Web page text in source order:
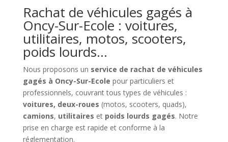
Rachat de véhicules gagés à
Oncy-Sur-Ecole : voitures,
utilitaires, motos, scooters,
poids lourds…
Nous proposons un service de rachat de véhicules
gagés à Oncy-Sur-Ecole pour particuliers et
professionnels, couvrant tous types de véhicules :
voitures, deux-roues (motos, scooters, quads),
camions, utilitaires et poids lourds gagés. Notre
prise en charge est rapide et conforme à la
réglementation.